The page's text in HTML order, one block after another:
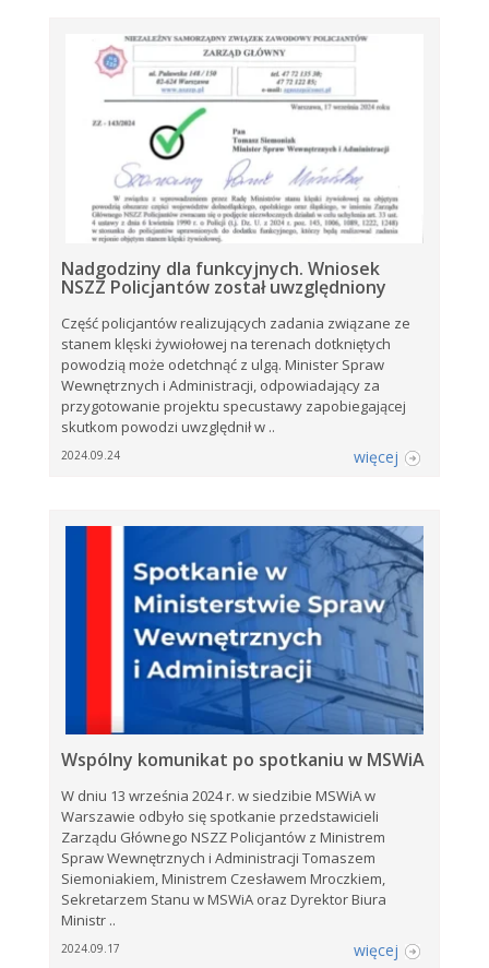
Nadgodziny dla funkcyjnych. Wniosek
NSZZ Policjantów został uwzględniony
Część policjantów realizujących zadania związane ze
stanem klęski żywiołowej na terenach dotkniętych
powodzią może odetchnąć z ulgą. Minister Spraw
Wewnętrznych i Administracji, odpowiadający za
przygotowanie projektu specustawy zapobiegającej
skutkom powodzi uwzględnił w ..
2024.09.24 więcej
Wspólny komunikat po spotkaniu w MSWiA
W dniu 13 września 2024 r. w siedzibie MSWiA w
Warszawie odbyło się spotkanie przedstawicieli
Zarządu Głównego NSZZ Policjantów z Ministrem
Spraw Wewnętrznych i Administracji Tomaszem
Siemoniakiem, Ministrem Czesławem Mroczkiem,
Sekretarzem Stanu w MSWiA oraz Dyrektor Biura
Ministr ..
2024.09.17 więcej